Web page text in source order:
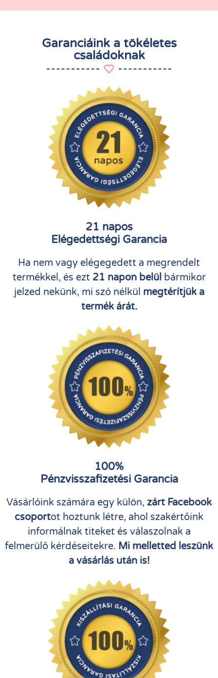
Garanciáink a tökéletes
családoknak
21 napos
Elégedettségi Garancia
Ha nem vagy elégegedett a megrendelt
termékkel, és ezt 21 napon belülbármikor
jelzed nekünk, mi szó nélkül megtérítjük a
termék árát.
100%
Pénzvisszafizetési Garancia
Vásárlóink számára egy külön, zárt Facebook
csoportot hoztunk létre, ahol szakértőink
informálnak titeket és válaszolnak a
felmerülő kérdéseitekre. Mi melletted leszünk
a vásárlás után is!